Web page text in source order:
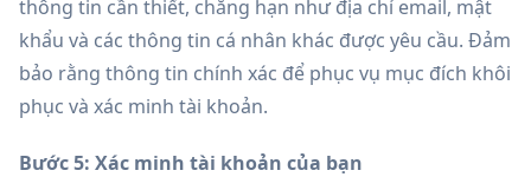
thông tin cần thiết, chẳng hạn như địa chỉ email, mật
khẩu và các thông tin cá nhân khác được yêu cầu. Đảm
bảo rằng thông tin chính xác để phục vụ mục đích khôi
phục và xác minh tài khoản.
Bước 5: Xác minh tài khoản của bạn